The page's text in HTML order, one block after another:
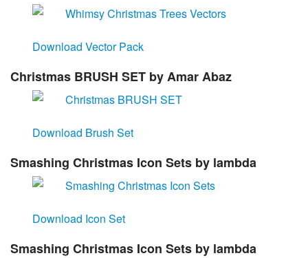
Download Vector Pack
Christmas BRUSH SET by Amar Abaz
Download Brush Set
Smashing Christmas Icon Sets by lambda
Download Icon Set
Smashing Christmas Icon Sets by lambda